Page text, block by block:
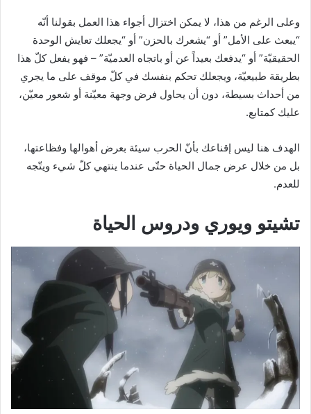
وعلى الرغم من هذا، لا يمكن اختزال أجواء هذا العمل بقولنا أنّه
“يبعث على الأمل” أو “يشعرك بالحزن” أو “يجعلك تعايش الوحدة
الحقيقيّة” أو “يدفعك بعيداً عن أو باتجاه العدميّة” – فهو يفعل كلّ هذا
بطريقة طبيعيّة، ويجعلك تحكم بنفسك في كلّ موقف على ما يجري
من أحداث بسيطة، دون أن يحاول فرض وجهة معيّنة أو شعور معيّن،
عليك كمتابع.
الهدف هنا ليس إقناعك بأنّ الحرب سيئة بعرض أهوالها وفظاعتها،
بل من خلال عرض جمال الحياة حتّى عندما ينتهي كلّ شيء ويتّجه
للعدم.
تشيتو ويوري ودروس الحياة